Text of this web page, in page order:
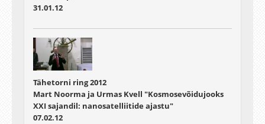
31.01.12
Tähetorni ring 2012
Mart Noorma ja Urmas Kvell "Kosmosevõidujooks
XXI sajandil: nanosatelliitide ajastu"
07.02.12